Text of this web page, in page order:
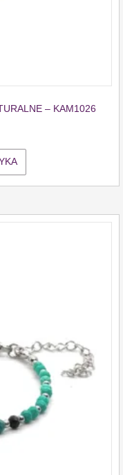
– KAM1026